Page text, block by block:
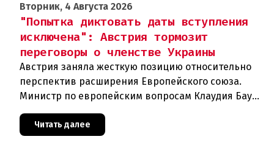
Вторник, 4 Августа 2026
"Попытка диктовать даты вступления
исключена": Австрия тормозит
переговоры о членстве Украины
Австрия заняла жесткую позицию относительно
перспектив расширения Европейского союза.
Министр по европейским вопросам Клаудия Бауэр
(ÖVP) категорически исключила возможность
ускоренного присоединения
Читать далее